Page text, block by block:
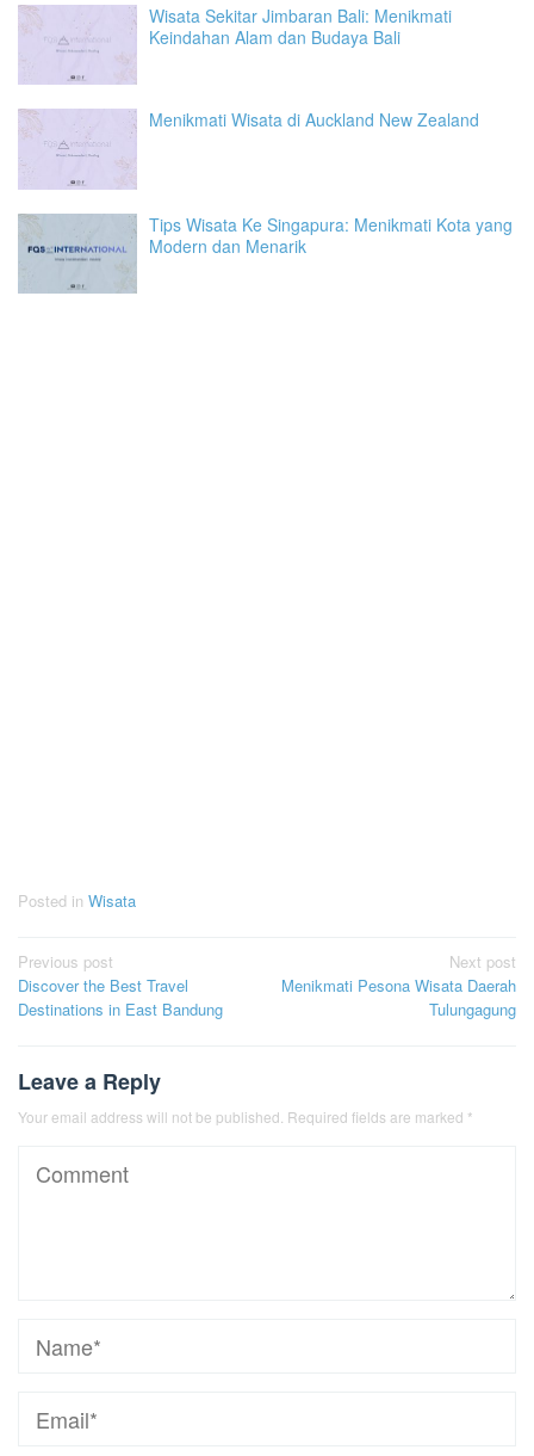
Wisata Sekitar Jimbaran Bali: Menikmati
Keindahan Alam dan Budaya Bali
Menikmati Wisata di Auckland New Zealand
Tips Wisata Ke Singapura: Menikmati Kota yang
Modern dan Menarik
Posted in Wisata
Post
navigation
Previous post
Discover the Best Travel
Destinations in East Bandung
Next post
Menikmati Pesona Wisata Daerah
Tulungagung
Leave a Reply
Your email address will not be published. Required fields are marked *